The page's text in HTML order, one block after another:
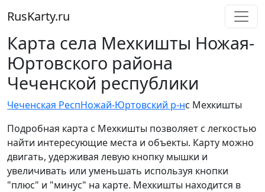
RusKarty.ru
Карта села Мехкишты Ножая-
Юртовского района
Чеченской республики
Чеченская РеспНожай-Юртовский р-нс Мехкишты
Подробная карта с Мехкишты позволяет с легкостью
найти интересующие места и объекты. Карту можно
двигать, удерживая левую кнопку мышки и
увеличивать или уменьшать используя кнопки
"плюс" и "минус" на карте. Мехкишты находится в